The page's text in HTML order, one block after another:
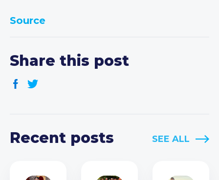
Source
Share this post
Recent posts SEE ALL